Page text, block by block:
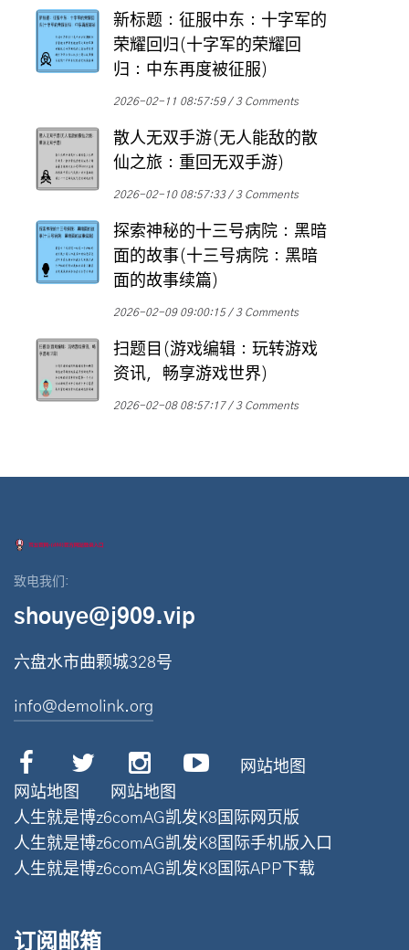
新标题：征服中东：十字军的
荣耀回归(十字军的荣耀回
归：中东再度被征服)
2026-02-11 08:57:59 3 Comments
散人无双手游(无人能敌的散
仙之旅：重回无双手游)
2026-02-10 08:57:33 3 Comments
探索神秘的十三号病院：黑暗
面的故事(十三号病院：黑暗
面的故事续篇)
2026-02-09 09:00:15 3 Comments
扫题目(游戏编辑：玩转游戏
资讯，畅享游戏世界)
2026-02-08 08:57:17 3 Comments
致电我们:
shouye@j909.vip
六盘水市曲颗城328号
info@demolink.org
网站地图
网站地图
网站地图
人生就是博z6comAG凯发K8国际网页版
人生就是博z6comAG凯发K8国际手机版入口
人生就是博z6comAG凯发K8国际APP下载
订阅邮箱